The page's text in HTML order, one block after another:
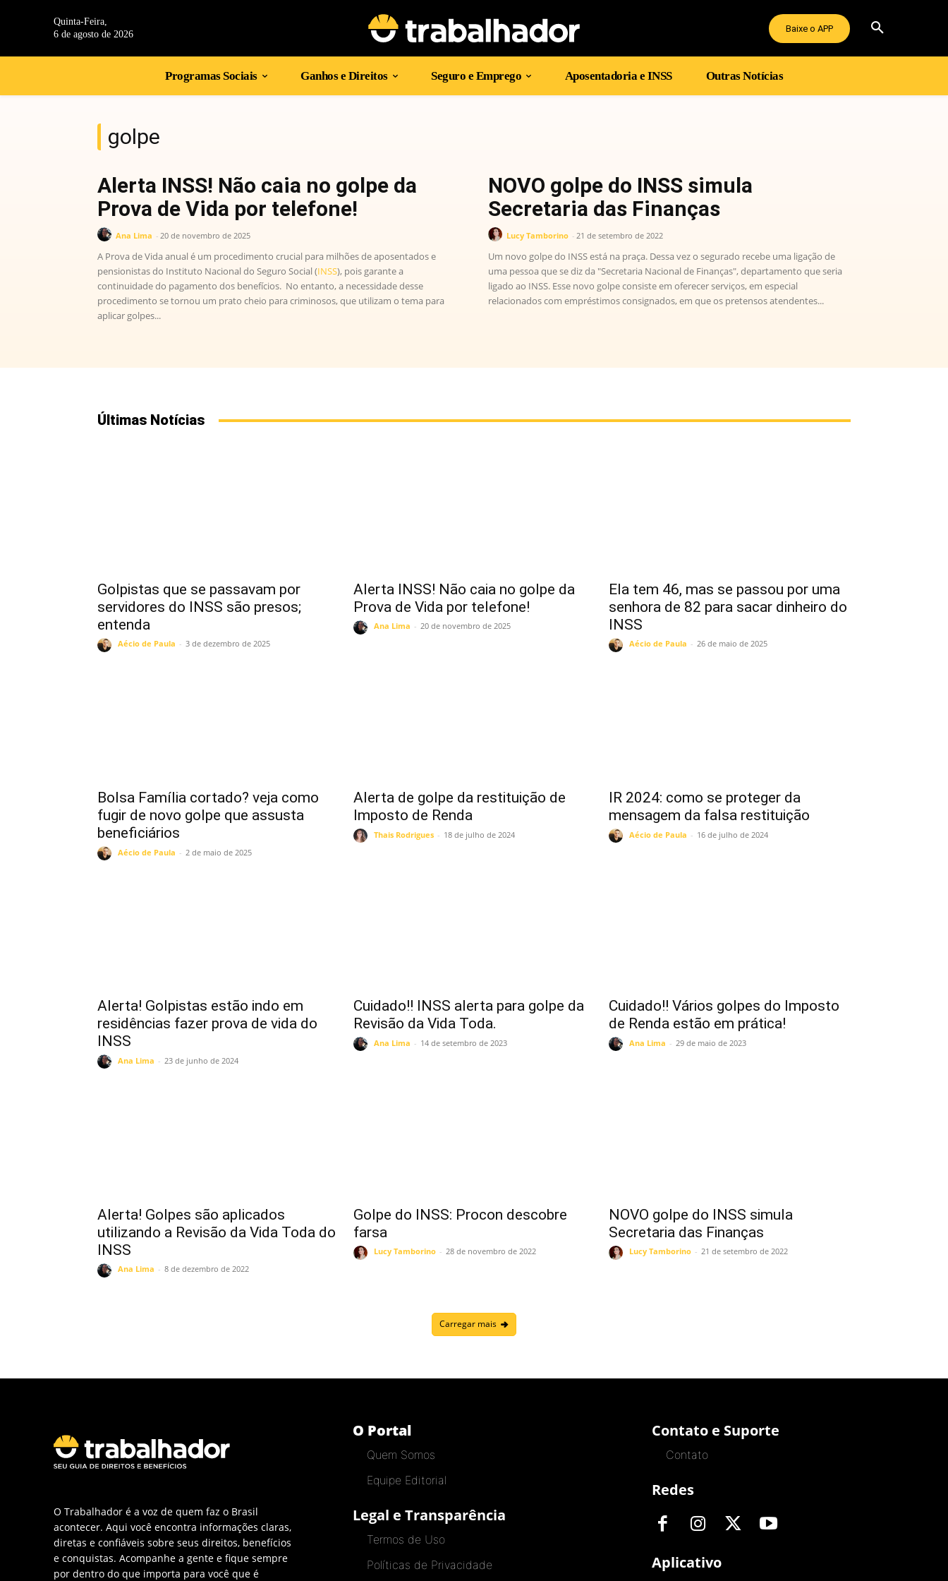
Quinta-Feira,
6 de agosto de 2026
Baixe o APP
Programas Sociais Ganhos e Direitos Seguro e Emprego Aposentadoria e INSS Outras Notícias
golpe
Alerta INSS! Não caia no golpe da
Prova de Vida por telefone!
Ana Lima - 20 de novembro de 2025
A Prova de Vida anual é um procedimento crucial para milhões de aposentados e
pensionistas do Instituto Nacional do Seguro Social (INSS), pois garante a
continuidade do pagamento dos benefícios. No entanto, a necessidade desse
procedimento se tornou um prato cheio para criminosos, que utilizam o tema para
aplicar golpes...
NOVO golpe do INSS simula
Secretaria das Finanças
Lucy Tamborino - 21 de setembro de 2022
Um novo golpe do INSS está na praça. Dessa vez o segurado recebe uma ligação de
uma pessoa que se diz da "Secretaria Nacional de Finanças", departamento que seria
ligado ao INSS. Esse novo golpe consiste em oferecer serviços, em especial
relacionados com empréstimos consignados, em que os pretensos atendentes...
Últimas Notícias
Golpistas que se passavam por
servidores do INSS são presos;
entenda
Aécio de Paula - 3 de dezembro de 2025
Alerta INSS! Não caia no golpe da
Prova de Vida por telefone!
Ana Lima - 20 de novembro de 2025
Ela tem 46, mas se passou por uma
senhora de 82 para sacar dinheiro do
INSS
Aécio de Paula - 26 de maio de 2025
Bolsa Família cortado? veja como
fugir de novo golpe que assusta
beneficiários
Aécio de Paula - 2 de maio de 2025
Alerta de golpe da restituição de
Imposto de Renda
Thais Rodrigues - 18 de julho de 2024
IR 2024: como se proteger da
mensagem da falsa restituição
Aécio de Paula - 16 de julho de 2024
Alerta! Golpistas estão indo em
residências fazer prova de vida do
INSS
Ana Lima - 23 de junho de 2024
Cuidado!! INSS alerta para golpe da
Revisão da Vida Toda.
Ana Lima - 14 de setembro de 2023
Cuidado!! Vários golpes do Imposto
de Renda estão em prática!
Ana Lima - 29 de maio de 2023
Alerta! Golpes são aplicados
utilizando a Revisão da Vida Toda do
INSS
Ana Lima - 8 de dezembro de 2022
Golpe do INSS: Procon descobre
farsa
Lucy Tamborino - 28 de novembro de 2022
NOVO golpe do INSS simula
Secretaria das Finanças
Lucy Tamborino - 21 de setembro de 2022
Carregar mais
O Trabalhador é a voz de quem faz o Brasil
acontecer. Aqui você encontra informações claras,
diretas e confiáveis sobre seus direitos, benefícios
e conquistas. Acompanhe a gente e fique sempre
por dentro do que importa para você que é
O Portal
Quem Somos
Equipe Editorial
Legal e Transparência
Termos de Uso
Políticas de Privacidade
Contato e Suporte
Contato
Redes
Aplicativo